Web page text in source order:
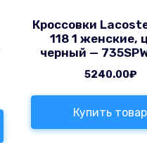
Кроссовки
118 1 женские,
черный —
5240.00₽
Купить товар